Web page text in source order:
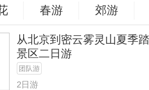
春游 郊游
从北京到密云雾灵山夏季
景区二日游
团队游
2日游